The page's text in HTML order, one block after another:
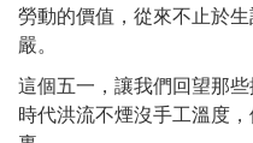
勞動的價值，從來不止於
嚴。
這個五一，讓我們回望那
時代洪流不煙沒手工溫度